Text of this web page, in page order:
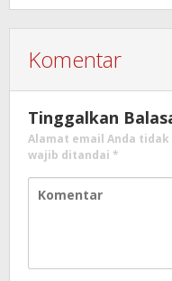
Komentar
Tinggalkan
Alamat email Anda
wajib ditandai *